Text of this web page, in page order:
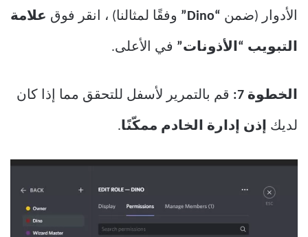
الأدوار (ضمن “Dino” وفقًا لمثالنا) ، انقر فوق علامة
التبويب “الأذونات” في الأعلى.
الخطوة 7: قم بالتمرير لأسفل للتحقق مما إذا كان
لديك إذن إدارة الخادم ممكّنًا.